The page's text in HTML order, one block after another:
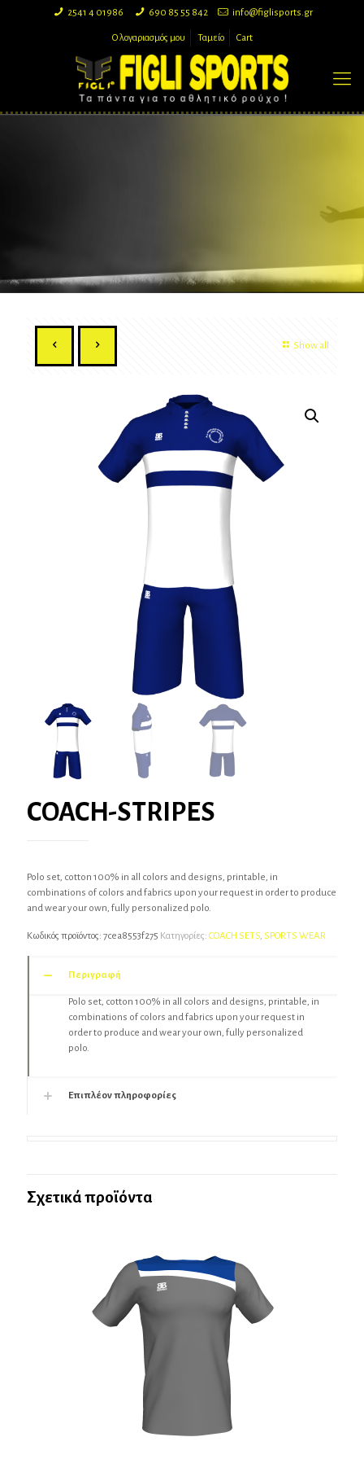
2541 4 01986 690 85 55 842 info@figlisports.gr
Ο λογαριασμός μου Ταμείο Cart
Show all
COACH-STRIPES
Polo set, cotton 100% in all colors and designs, printable, in
combinations of colors and fabrics upon your request in order to produce
and wear your own, fully personalized polo.
Κωδικός προϊόντος: 7cea8553f275 Κατηγορίες: COACH SETS, SPORTS WEAR
Περιγραφή
Polo set, cotton 100% in all colors and designs, printable, in
combinations of colors and fabrics upon your request in
order to produce and wear your own, fully personalized
polo.
Επιπλέον πληροφορίες
Σχετικά προϊόντα